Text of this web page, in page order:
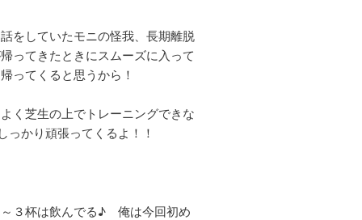
をしていたモニの怪我、長期離脱
ってきたときにスムーズに入って
ってくると思うから！
く芝生の上でトレーニングできな
かり頑張ってくるよ！！
３杯は飲んでる♪ 俺は今回初め